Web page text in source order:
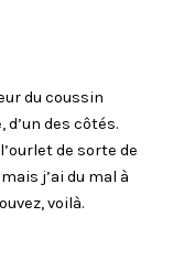
du coussin
des côtés.
de sorte de
j’ai du mal à
voilà.